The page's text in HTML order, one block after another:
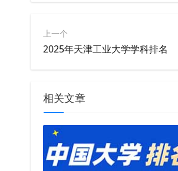
上一个
2025年天津工业大学学科排名
相关文章